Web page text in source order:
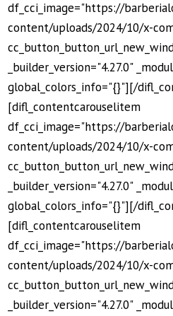
df_cci_image="https://
content/uploads/2024/10/x-
_builder_version="4.27.0"
global_colors_info="{}"][/
[difl_contentcarouselitem
df_cci_image="https://
content/uploads/2024/10/x-
_builder_version="4.27.0"
global_colors_info="{}"][/
[difl_contentcarouselitem
df_cci_image="https://
content/uploads/2024/10/x-
_builder_version="4.27.0"